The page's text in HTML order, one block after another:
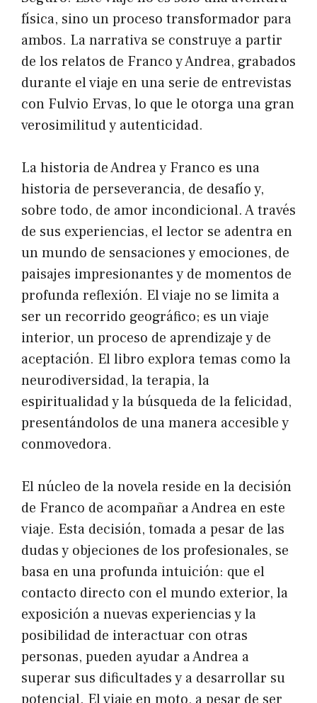
física, sino un proceso transformador para
ambos. La narrativa se construye a partir
de los relatos de Franco y Andrea, grabados
durante el viaje en una serie de entrevistas
con Fulvio Ervas, lo que le otorga una gran
verosimilitud y autenticidad.
La historia de Andrea y Franco es una
historia de perseverancia, de desafío y,
sobre todo, de amor incondicional. A través
de sus experiencias, el lector se adentra en
un mundo de sensaciones y emociones, de
paisajes impresionantes y de momentos de
profunda reflexión. El viaje no se limita a
ser un recorrido geográfico; es un viaje
interior, un proceso de aprendizaje y de
aceptación. El libro explora temas como la
neurodiversidad, la terapia, la
espiritualidad y la búsqueda de la felicidad,
presentándolos de una manera accesible y
conmovedora.
El núcleo de la novela reside en la decisión
de Franco de acompañar a Andrea en este
viaje. Esta decisión, tomada a pesar de las
dudas y objeciones de los profesionales, se
basa en una profunda intuición: que el
contacto directo con el mundo exterior, la
exposición a nuevas experiencias y la
posibilidad de interactuar con otras
personas, pueden ayudar a Andrea a
superar sus dificultades y a desarrollar su